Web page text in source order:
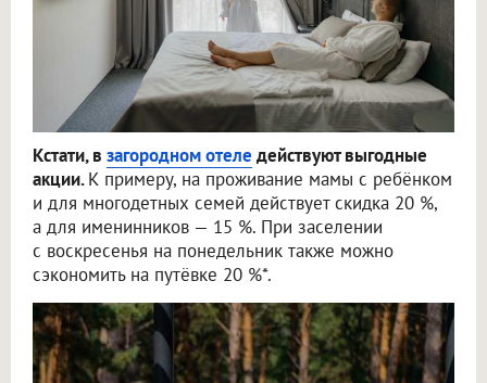
Кстати, в загородном отеле действуют выгодные
акции.К примеру, на проживание мамы с ребёнком
и для многодетных семей действует скидка 20 %,
а для именинников — 15 %. При заселении
с воскресенья на понедельник также можно
сэкономить на путёвке 20 %*.